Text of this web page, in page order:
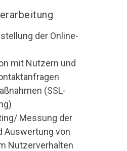
der Online-
mit Nutzern und
(SSL-
Messung der
Auswertung von
Nutzerverhalten